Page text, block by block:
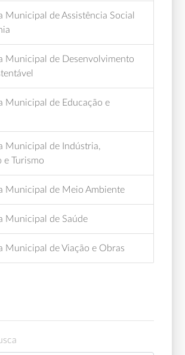
Municipal de Assistência Social
Municipal de Desenvolvimento
Municipal de Educação e
Municipal de Indústria,
e Turismo
Municipal de Meio Ambiente
Municipal de Saúde
Municipal de Viação e Obras